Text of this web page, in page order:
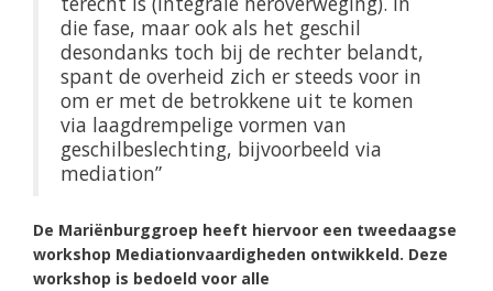
die fase, maar ook als het geschil
desondanks toch bij de rechter belandt,
spant de overheid zich er steeds voor in
om er met de betrokkene uit te komen
via laagdrempelige vormen van
geschilbeslechting, bijvoorbeeld via
mediation”
De Mariënburggroep heeft hiervoor een tweedaagse
workshop Mediationvaardigheden ontwikkeld. Deze
workshop is bedoeld voor alle